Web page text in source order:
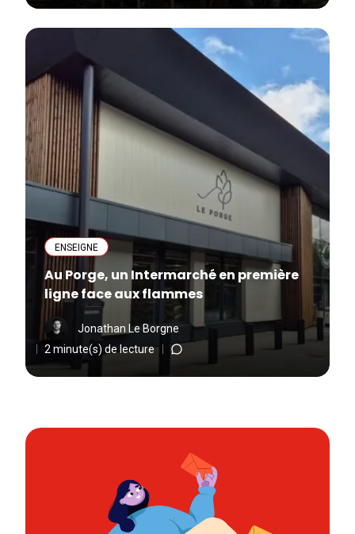
ENSEIGNE
Au Porge, un Intermarché en première
ligne face aux flammes
Jonathan Le Borgne
2 minute(s) de lecture